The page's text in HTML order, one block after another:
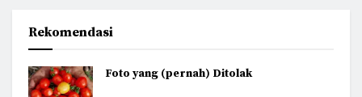
Rekomendasi
Foto yang (pernah) Ditolak